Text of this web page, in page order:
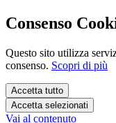
Consenso
Questo sito utilizza
consenso. Scopri di più
Accetta tutto
Accetta selezionati
Vai al contenuto